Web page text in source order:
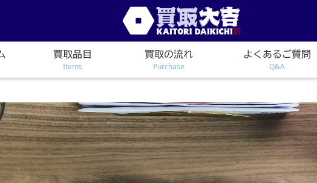
買取品目
Items
買取の流れ
Purchase
よくあるご質問
Q&A